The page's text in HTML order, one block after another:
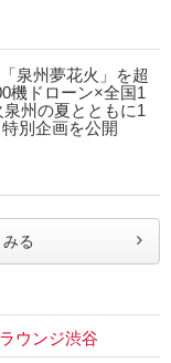
泉州夢花火」を超
機ドローン×全国1
州の夏とともに1
別企画を公開
る
ウンジ渋谷